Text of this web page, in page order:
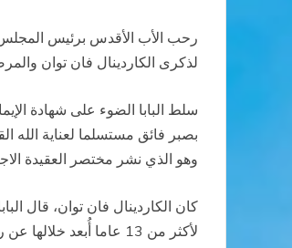
رحب الأب الأقدس برئيس المجلس
لذكرى الكاردينال فان توان
بصبر فائق مستسلما لعناية الله
وهو الذي نشر مختصر العقيدة
كان الكاردينال فان توان، قال
لأكثر من 13 عاما أُبعد خلالها عن رعيته وأبرشيته. والرجاء نفسه ساعده على إدراك مخطط العناية الإلهي وسط عبثية الأحداث والظروف التي مر بها.